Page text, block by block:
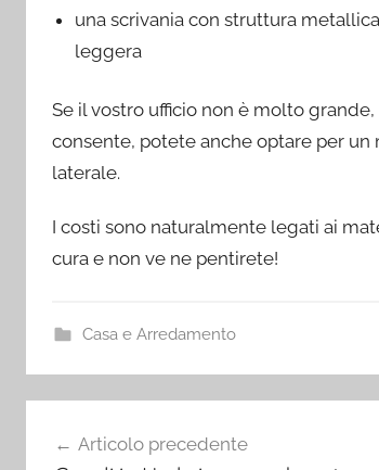
una scrivania con struttura
leggera
Se il vostro ufficio non è molto
consente, potete anche optare per
laterale.
I costi sono naturalmente legati ai
cura e non ve ne pentirete!
Casa e Arredamento
articoli
Articolo precedente